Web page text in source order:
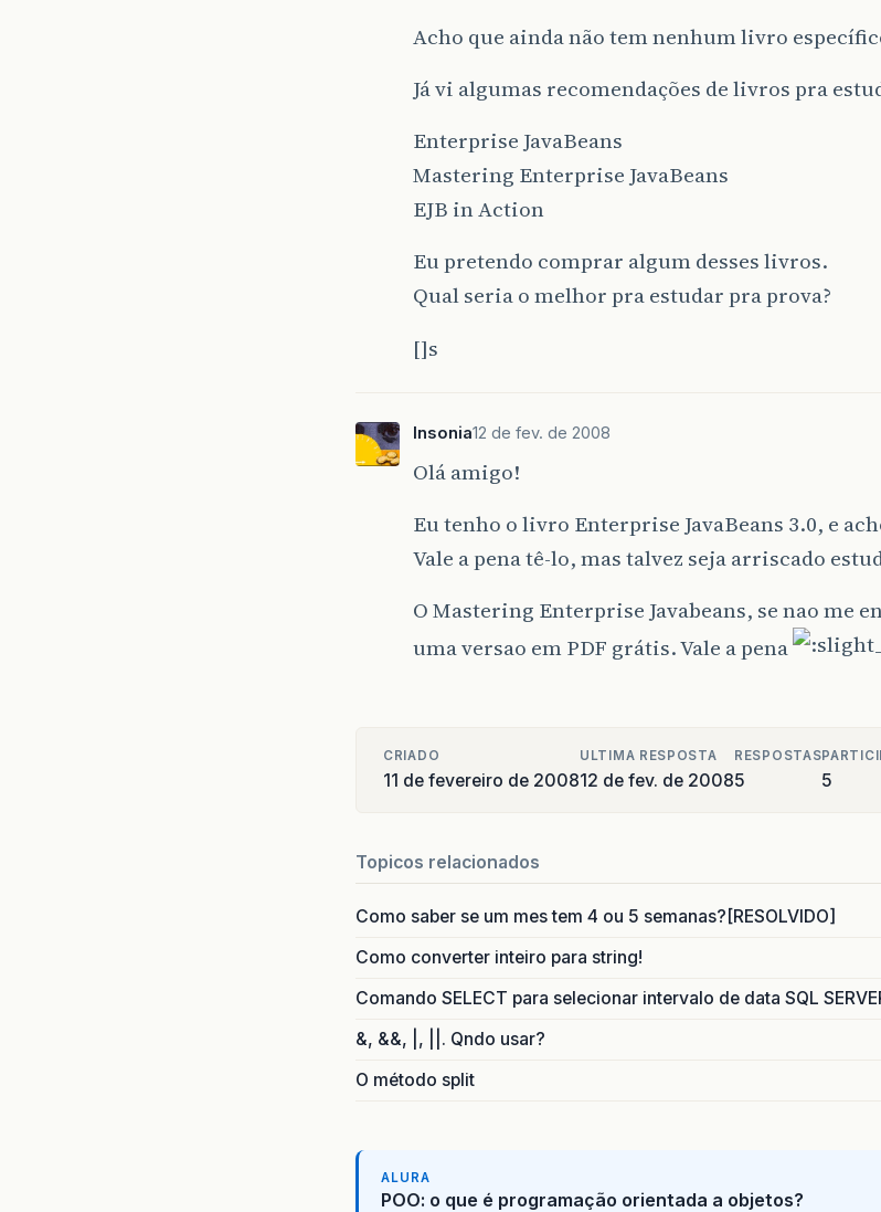
Acho que ainda não tem nenhum livro
Já vi algumas recomendações de livros pra
Enterprise JavaBeans
Mastering Enterprise JavaBeans
EJB in Action
Eu pretendo comprar algum desses livros.
Qual seria o melhor pra estudar pra prova?
[]s
Insonia12 de fev. de 2008
Olá amigo!
Eu tenho o livro Enterprise JavaBeans 3.0, e
Vale a pena tê-lo, mas talvez seja arriscado
O Mastering Enterprise Javabeans, se nao me
uma versao em PDF grátis. Vale a pena
CRIADO
11 de fevereiro de 2008
ULTIMA RESPOSTA
12 de fev. de 2008
RESPOSTAS
5 5
Topicos relacionados
Como saber se um mes tem 4 ou 5 semanas?[RESOLVIDO]
Como converter inteiro para string!
Comando SELECT para selecionar intervalo de data SQL
&, &&, |, ||. Qndo usar?
O método split
ALURA
POO: o que é programação orientada a objetos?